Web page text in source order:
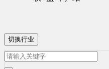
切换行业